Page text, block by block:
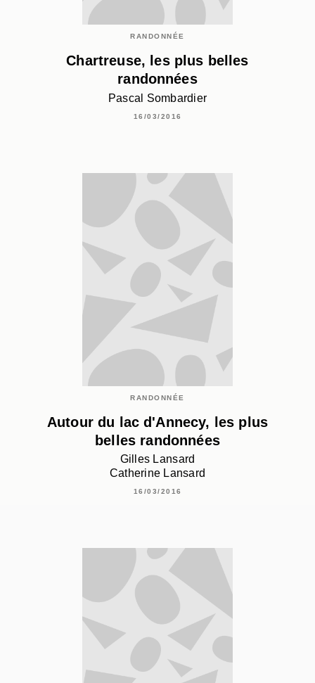
RANDONNÉE
Chartreuse, les plus belles
randonnées
Pascal Sombardier
16/03/2016
RANDONNÉE
Autour du lac d'Annecy, les plus
belles randonnées
Gilles Lansard
Catherine Lansard
16/03/2016